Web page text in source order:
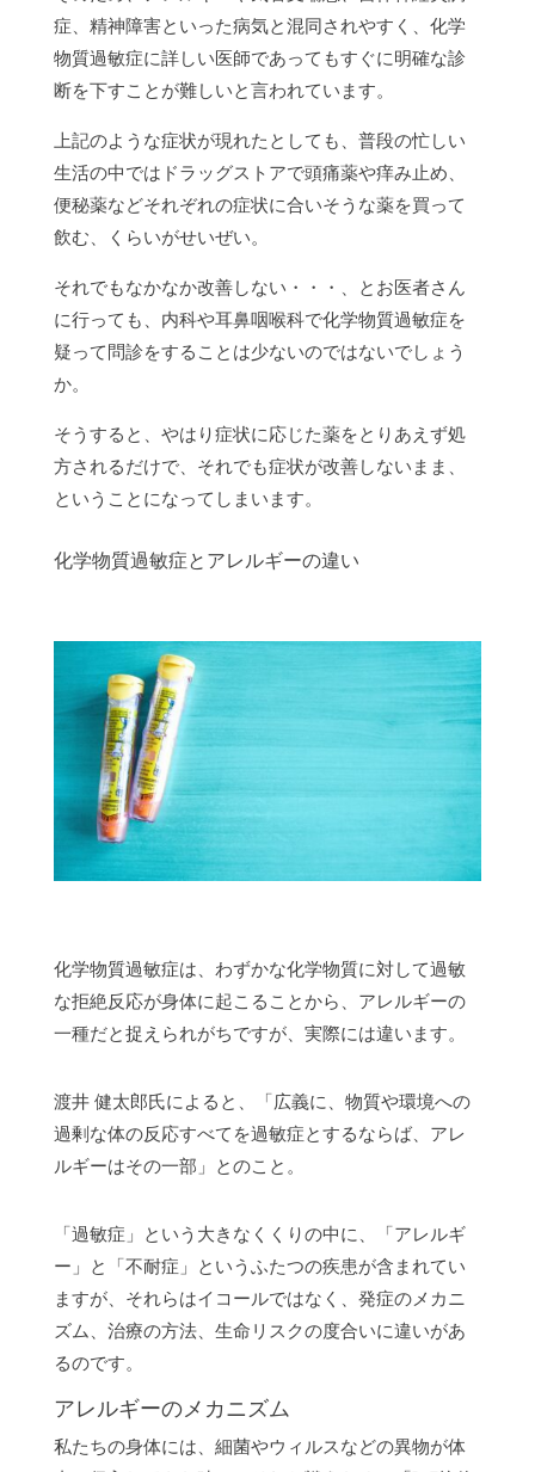
症、精神障害といった病気と混同されやすく、化学
物質過敏症に詳しい医師であってもすぐに明確な診
断を下すことが難しいと言われています。
上記のような症状が現れたとしても、普段の忙しい
生活の中ではドラッグストアで頭痛薬や痒み止め、
便秘薬などそれぞれの症状に合いそうな薬を買って
飲む、くらいがせいぜい。
それでもなかなか改善しない・・・、とお医者さん
に行っても、内科や耳鼻咽喉科で化学物質過敏症を
疑って問診をすることは少ないのではないでしょう
か。
そうすると、やはり症状に応じた薬をとりあえず処
方されるだけで、それでも症状が改善しないまま、
ということになってしまいます。
化学物質過敏症とアレルギーの違い
化学物質過敏症は、わずかな化学物質に対して過敏
な拒絶反応が身体に起こることから、アレルギーの
一種だと捉えられがちですが、実際には違います。
渡井 健太郎氏によると、「広義に、物質や環境への
過剰な体の反応すべてを過敏症とするならば、アレ
ルギーはその一部」とのこと。
「過敏症」という大きなくくりの中に、「アレルギ
ー」と「不耐症」というふたつの疾患が含まれてい
ますが、それらはイコールではなく、発症のメカニ
ズム、治療の方法、生命リスクの度合いに違いがあ
るのです。
アレルギーのメカニズム
私たちの身体には、細菌やウィルスなどの異物が体